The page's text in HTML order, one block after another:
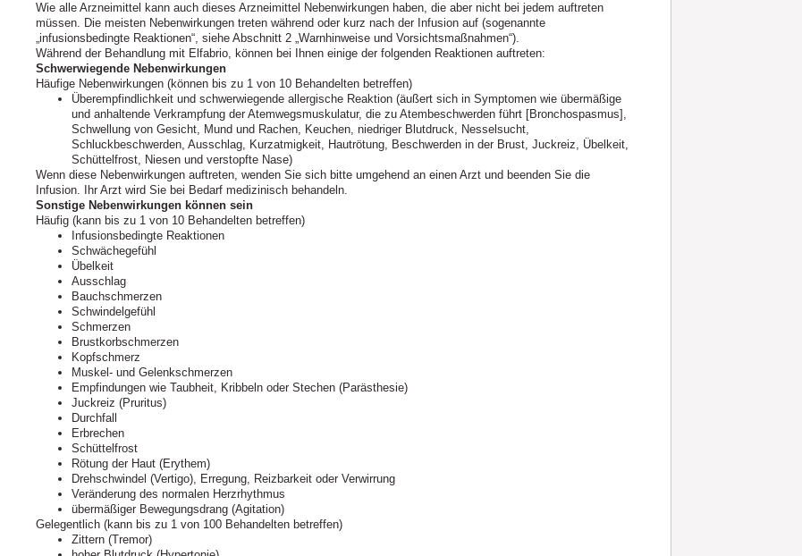
Wie alle Arzneimittel kann auch dieses Arzneimittel Nebenwirkungen haben, die aber nicht bei jedem auftreten
müssen. Die meisten Nebenwirkungen treten während oder kurz nach der Infusion auf (sogenannte
„infusionsbedingte Reaktionen“, siehe Abschnitt 2 „Warnhinweise und Vorsichtsmaßnahmen“).
Während der Behandlung mit Elfabrio, können bei Ihnen einige der folgenden Reaktionen auftreten:
Schwerwiegende Nebenwirkungen
Häufige Nebenwirkungen (können bis zu 1 von 10 Behandelten betreffen)
Überempfindlichkeit und schwerwiegende allergische Reaktion (äußert sich in Symptomen wie übermäßige
und anhaltende Verkrampfung der Atemwegsmuskulatur, die zu Atembeschwerden führt [Bronchospasmus],
Schwellung von Gesicht, Mund und Rachen, Keuchen, niedriger Blutdruck, Nesselsucht,
Schluckbeschwerden, Ausschlag, Kurzatmigkeit, Hautrötung, Beschwerden in der Brust, Juckreiz, Übelkeit,
Schüttelfrost, Niesen und verstopfte Nase)
Wenn diese Nebenwirkungen auftreten, wenden Sie sich bitte umgehend an einen Arzt und beenden Sie die
Infusion. Ihr Arzt wird Sie bei Bedarf medizinisch behandeln.
Sonstige Nebenwirkungen können sein
Häufig (kann bis zu 1 von 10 Behandelten betreffen)
Infusionsbedingte Reaktionen
Schwächegefühl
Übelkeit
Ausschlag
Bauchschmerzen
Schwindelgefühl
Schmerzen
Brustkorbschmerzen
Kopfschmerz
Muskel- und Gelenkschmerzen
Empfindungen wie Taubheit, Kribbeln oder Stechen (Parästhesie)
Juckreiz (Pruritus)
Durchfall
Erbrechen
Schüttelfrost
Rötung der Haut (Erythem)
Drehschwindel (Vertigo), Erregung, Reizbarkeit oder Verwirrung
Veränderung des normalen Herzrhythmus
übermäßiger Bewegungsdrang (Agitation)
Gelegentlich (kann bis zu 1 von 100 Behandelten betreffen)
Zittern (Tremor)